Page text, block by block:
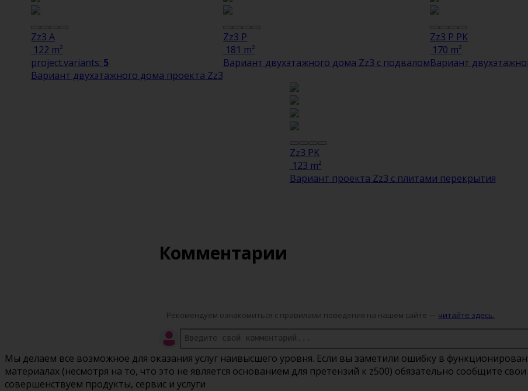
Zz3 A
122 m²
project.variants: 5
Вариант двухэтажного дома проекта Zz3
Zz3 P
181 m²
Вариант двухэтажного дома Zz3 с подвалом
Zz3 P PK
170 m²
Вариант
Zz3 PK
123 m²
Вариант проекта Zz3 с плитами перекрытия
Комментарии
Рекомендуем ознакомиться с правилами поведения на нашем сайте — читайте здесь.
Мы делаем все возможное для оказания услуг наивысшего уровня. Если вы заметили ошибку в
материалах (несмотря на то, что это не является основанием для претензий к z500) обязательно сообщите
совершенствуем продукты, сервис и услуги